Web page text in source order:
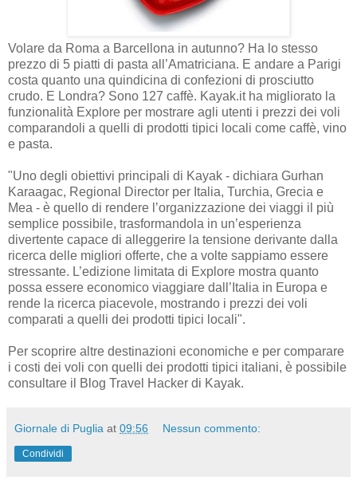
Volare da Roma a Barcellona in autunno? Ha lo stesso
prezzo di 5 piatti di pasta all’Amatriciana. E andare a Parigi
costa quanto una quindicina di confezioni di prosciutto
crudo. E Londra? Sono 127 caffè. Kayak.it ha migliorato la
funzionalità Explore per mostrare agli utenti i prezzi dei voli
comparandoli a quelli di prodotti tipici locali come caffè, vino
e pasta.
"Uno degli obiettivi principali di Kayak - dichiara Gurhan
Karaagac, Regional Director per Italia, Turchia, Grecia e
Mea - è quello di rendere l’organizzazione dei viaggi il più
semplice possibile, trasformandola in un’esperienza
divertente capace di alleggerire la tensione derivante dalla
ricerca delle migliori offerte, che a volte sappiamo essere
stressante. L’edizione limitata di Explore mostra quanto
possa essere economico viaggiare dall’Italia in Europa e
rende la ricerca piacevole, mostrando i prezzi dei voli
comparati a quelli dei prodotti tipici locali".
Per scoprire altre destinazioni economiche e per comparare
i costi dei voli con quelli dei prodotti tipici italiani, è possibile
consultare il Blog Travel Hacker di Kayak.
Giornale di Puglia at 09:56 Nessun commento:
Condividi